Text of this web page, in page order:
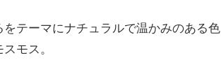
テーマにナチュラルで温かみのある色
モス。